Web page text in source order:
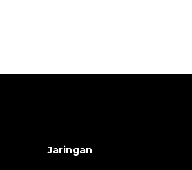
Jaringan